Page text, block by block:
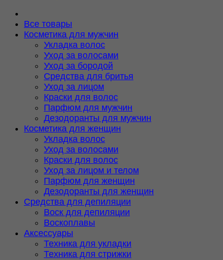
Все товары
Косметика для мужчин
Укладка волос
Уход за волосами
Уход за бородой
Средства для бритья
Уход за лицом
Краски для волос
Парфюм для мужчин
Дезодоранты для мужчин
Косметика для женщин
Укладка волос
Уход за волосами
Краски для волос
Уход за лицом и телом
Парфюм для женщин
Дезодоранты для женщин
Средства для депиляции
Воск для депиляции
Воскоплавы
Аксессуары
Техника для укладки
Техника для стрижки